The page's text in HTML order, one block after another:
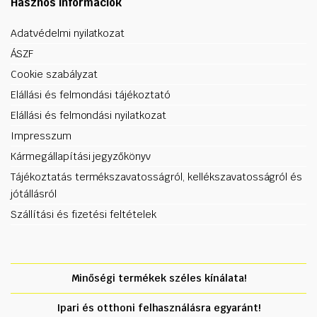
Adatvédelmi nyilatkozat
ÁSZF
Cookie szabályzat
Elállási és felmondási tájékoztató
Elállási és felmondási nyilatkozat
Impresszum
Kármegállapítási jegyzőkönyv
Tájékoztatás termékszavatosságról, kellékszavatosságról és
jótállásról
Szállítási és fizetési feltételek
Minőségi termékek széles kínálata!
Ipari és otthoni felhasználásra egyaránt!